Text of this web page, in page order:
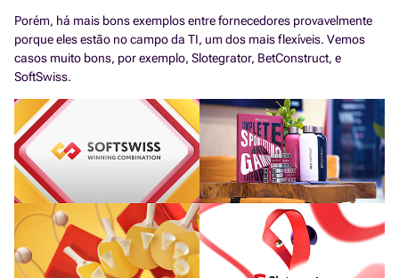
Porém, há mais bons exemplos entre fornecedores provavelmente
porque eles estão no campo da TI, um dos mais flexíveis. Vemos
casos muito bons, por exemplo, Slotegrator, BetConstruct, e
SoftSwiss.